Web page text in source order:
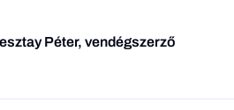
Péter, vendégszerző